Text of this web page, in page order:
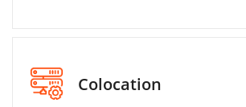
Colocation